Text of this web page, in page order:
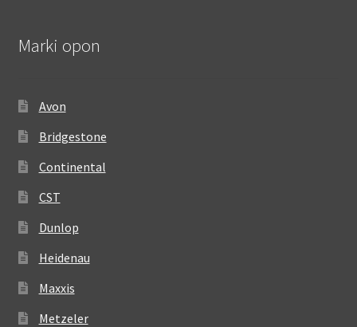
Marki opon
Avon
Bridgestone
Continental
CST
Dunlop
Heidenau
Maxxis
Metzeler